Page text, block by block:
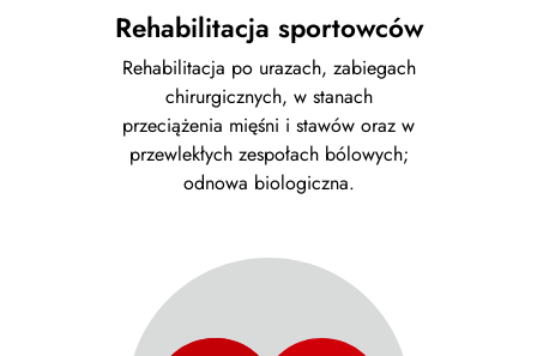
Rehabilitacja sportowców
Rehabilitacja po urazach, zabiegach
chirurgicznych, w stanach
przeciążenia mięśni i stawów oraz w
przewlekłych zespołach bólowych;
odnowa biologiczna.